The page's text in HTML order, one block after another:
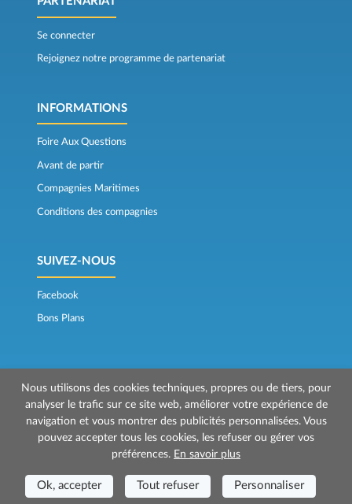
Se connecter
Rejoignez notre programme de partenariat
INFORMATIONS
Foire Aux Questions
Avant de partir
Compagnies Maritimes
Conditions des compagnies
SUIVEZ-NOUS
Facebook
Bons Plans
© 2026 Mr Ferry est géré par Prenotazioni24 s.r.l.
Siège social: Via Bonistallo, 50b - 50053 Empoli (FI)
Siège Opérationnel: Via Casa del Duca, 1 - 57037 Portoferraio (LI)
Aut.Amm.Prov. LI n 1819 del 16/01/06 - Fondo Garanzia Viaggi ASSIMUTUA
Fideiussione N° 026004
Nous utilisons des cookies techniques, propres ou de tiers, pour
analyser le trafic sur ce site web, améliorer votre expérience de
navigation et vous montrer des publicités personnalisées. Vous
pouvez accepter tous les cookies, les refuser ou gérer vos
préférences. En savoir plus
Ok, accepter Tout refuser Personnaliser